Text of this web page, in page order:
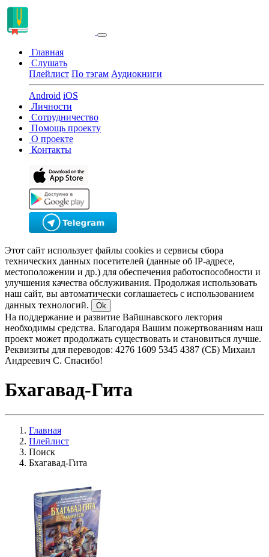
Главная
Слушать
Плейлист По тэгам Аудиокниги
Android iOS
Личности
Сотрудничество
Помощь проекту
О проекте
Контакты
Этот сайт использует файлы cookies и сервисы сбора
технических данных посетителей (данные об IP-адресе,
местоположении и др.) для обеспечения работоспособности и
улучшения качества обслуживания. Продолжая использовать
наш сайт, вы автоматически соглашаетесь с использованием
данных технологий.
Ok
На поддержание и развитие Вайшнавского лектория
необходимы средства. Благодаря Вашим пожертвованиям наш
проект может продолжать существовать и становиться лучше.
Реквизиты для переводов: 4276 1609 5345 4387 (СБ) Михаил
Андреевич С. Спасибо!
Бхагавад-Гита
Главная
Плейлист
Поиск
Бхагавад-Гита